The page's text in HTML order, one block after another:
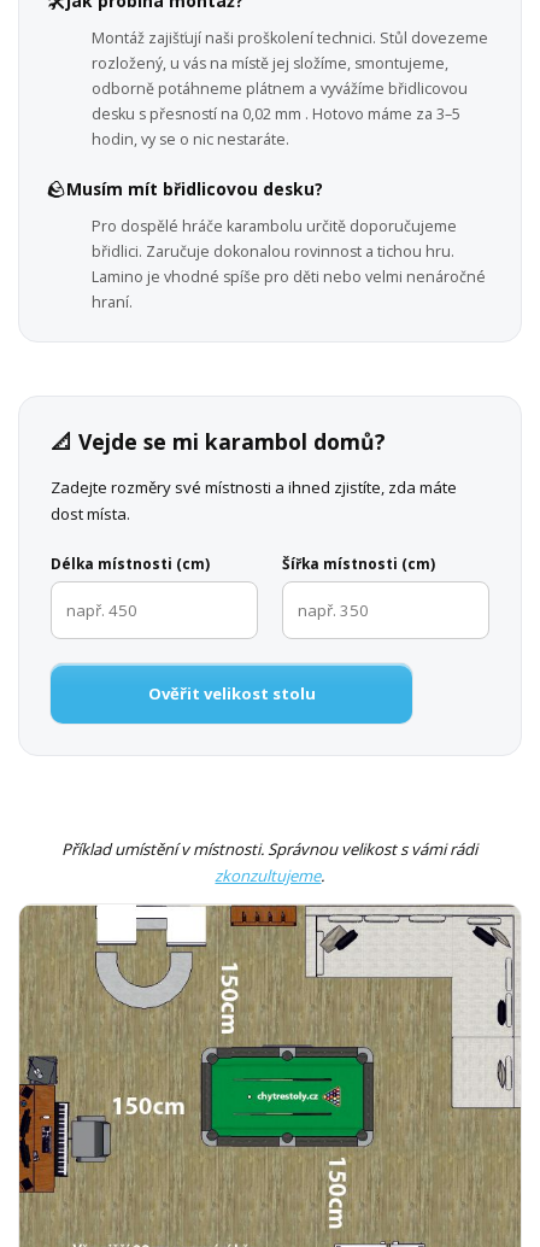
Montáž zajišťují naši proškolení technici. Stůl dovezeme
rozložený, u vás na místě jej složíme, smontujeme,
odborně potáhneme plátnem a vyvážíme břidlicovou
desku s přesností na 0,02 mm . Hotovo máme za 3–5
hodin, vy se o nic nestaráte.
🪨Musím mít břidlicovou desku?
Pro dospělé hráče karambolu určitě doporučujeme
břidlici. Zaručuje dokonalou rovinnost a tichou hru.
Lamino je vhodné spíše pro děti nebo velmi nenáročné
hraní.
📐 Vejde se mi karambol domů?
Zadejte rozměry své místnosti a ihned zjistíte, zda máte
dost místa.
Délka místnosti (cm) Šířka místnosti (cm)
Ověřit velikost stolu
Příklad umístění v místnosti. Správnou velikost s vámi rádi
zkonzultujeme.